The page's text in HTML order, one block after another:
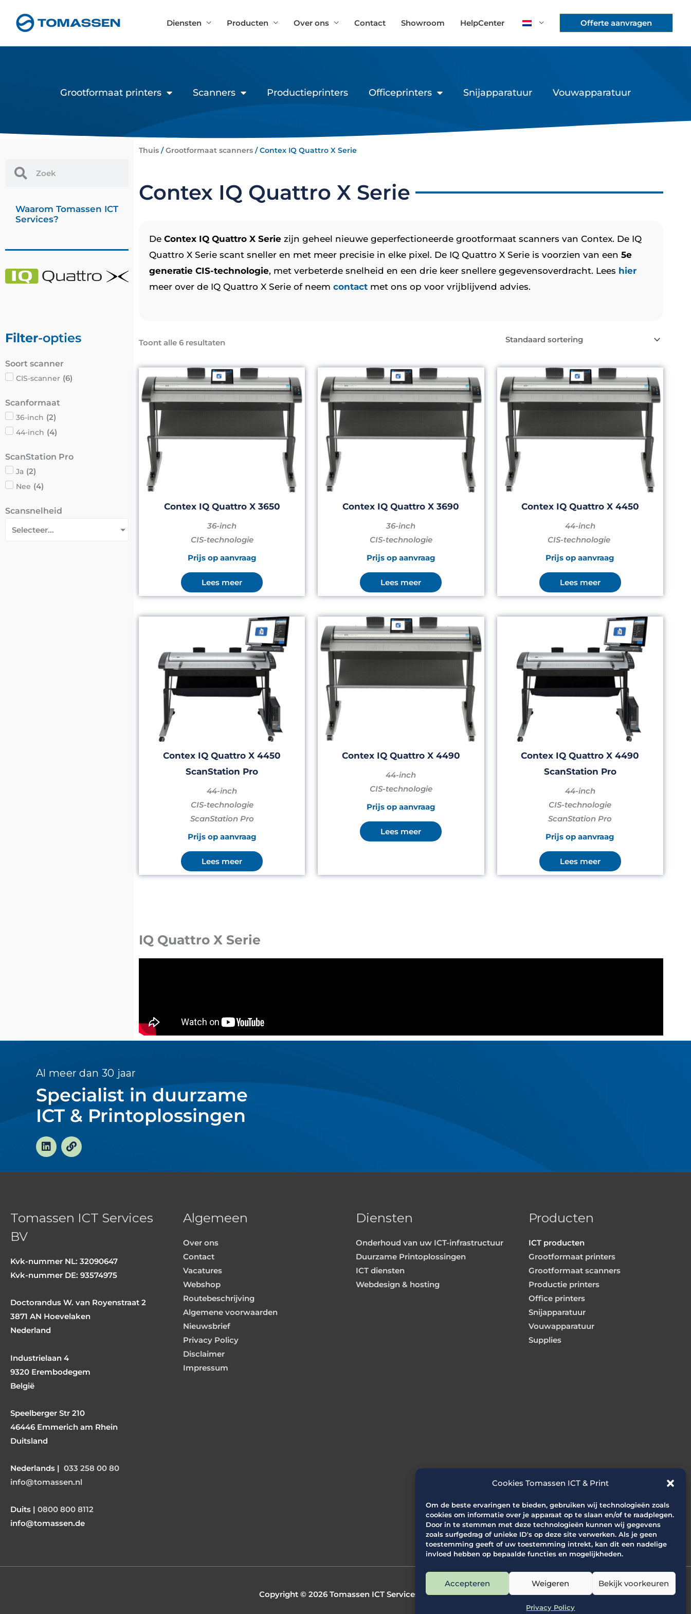
Cookies Tomassen ICT & Print
Om de beste ervaringen te bieden, gebruiken wij technologieën zoals
cookies om informatie over je apparaat op te slaan en/of te raadplegen.
Door in te stemmen met deze technologieën kunnen wij gegevens
zoals surfgedrag of unieke ID's op deze site verwerken. Als je geen
toestemming geeft of uw toestemming intrekt, kan dit een nadelige
invloed hebben op bepaalde functies en mogelijkheden.
Accepteren Weigeren Bekijk voorkeuren
Privacy Policy
naar
inhoud
Diensten Producten Over ons Contact Showroom HelpCenter Offerte aanvragen
Grootformaat printers Scanners Productieprinters Officeprinters Snijapparatuur Vouwapparatuur
Zoek Zoek
Waarom Tomassen ICT
Services?
Filter-opties
Soort scanner
CIS-scanner (6)
Scanformaat
36-inch (2)
44-inch (4)
ScanStation Pro
Ja (2)
Nee (4)
Scansnelheid
Selecteer...
Thuis /Grootformaat scanners / Contex IQ Quattro X Serie
Contex IQ Quattro X Serie
De Contex IQ Quattro X Serie zijn geheel nieuwe geperfectioneerde grootformaat scanners van Contex. De IQ
Quattro X Serie scant sneller en met meer precisie in elke pixel. De IQ Quattro X Serie is voorzien van een 5e
generatie CIS-technologie, met verbeterde snelheid en een drie keer snellere gegevensoverdracht. Lees hier
meer over de IQ Quattro X Serie of neem contact met ons op voor vrijblijvend advies.
Toont alle 6 resultaten
Contex IQ Quattro X 3650
36-inch
CIS-technologie
Prijs op aanvraag
Lees meer
Contex IQ Quattro X 3690
36-inch
CIS-technologie
Prijs op aanvraag
Lees meer
Contex IQ Quattro X 4450
44-inch
CIS-technologie
Prijs op aanvraag
Lees meer
Contex IQ Quattro X 4450
ScanStation Pro
44-inch
CIS-technologie
ScanStation Pro
Prijs op aanvraag
Lees meer
Contex IQ Quattro X 4490
44-inch
CIS-technologie
Prijs op aanvraag
Lees meer
Contex IQ Quattro X 4490
ScanStation Pro
44-inch
CIS-technologie
ScanStation Pro
Prijs op aanvraag
Lees meer
IQ Quattro X Serie
Al meer dan 30 jaar
Specialist in duurzame
ICT & Printoplossingen
L
i
k
n
L
i
k
Tomassen ICT Services
BV
Kvk-nummer NL: 32090647
Kvk-nummer DE: 93574975
Doctorandus W. van Royenstraat 2
3871 AN Hoevelaken
Nederland
Industrielaan 4
9320 Erembodegem
België
Speelberger Str 210
46446 Emmerich am Rhein
Duitsland
Nederlands | 033 258 00 80
info@tomassen.nl
Duits | 0800 800 8112
info@tomassen.de
Algemeen
Over ons
Contact
Vacatures
Webshop
Routebeschrijving
Algemene voorwaarden
Nieuwsbrief
Privacy Policy
Disclaimer
Impressum
Diensten
Onderhoud van uw ICT-infrastructuur
Duurzame Printoplossingen
ICT diensten
Webdesign & hosting
Producten
ICT producten
Grootformaat printers
Grootformaat scanners
Productie printers
Office printers
Snijapparatuur
Vouwapparatuur
Supplies
Copyright © 2026 Tomassen ICT Services BV